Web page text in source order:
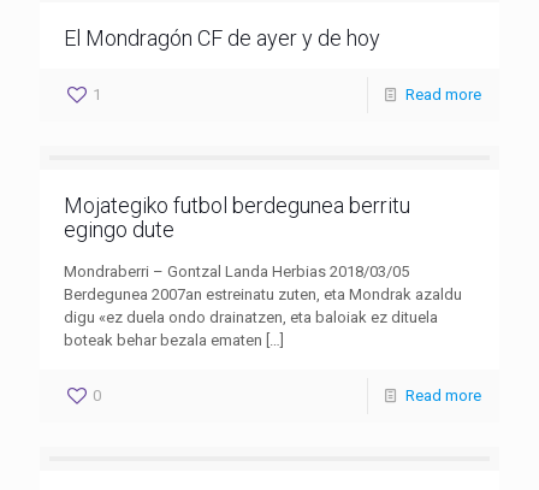
El Mondragón CF de ayer y de hoy
1 Read more
Mojategiko futbol berdegunea berritu
egingo dute
Mondraberri – Gontzal Landa Herbias 2018/03/05
Berdegunea 2007an estreinatu zuten, eta Mondrak azaldu
digu «ez duela ondo drainatzen, eta baloiak ez dituela
boteak behar bezala ematen […]
0 Read more